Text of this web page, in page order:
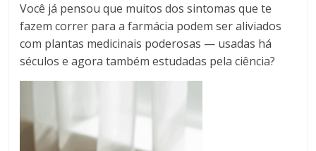
Você já pensou que muitos dos sintomas que te
fazem correr para a farmácia podem ser aliviados
com plantas medicinais poderosas — usadas há
séculos e agora também estudadas pela ciência?